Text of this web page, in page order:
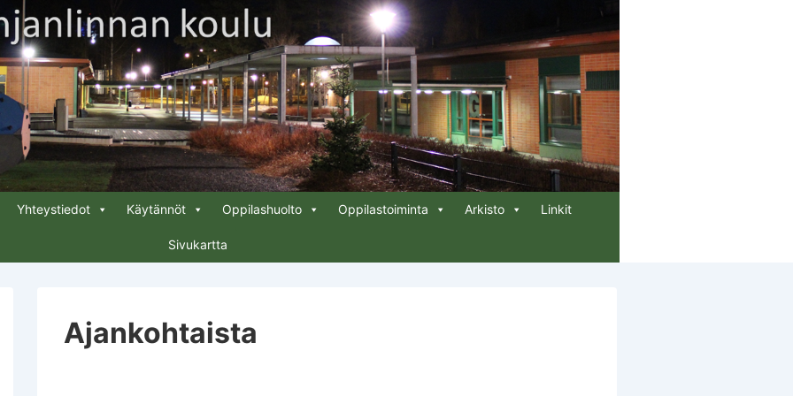
Yhteystiedot Käytännöt Oppilashuolto Oppilastoiminta Arkisto Linkit
Sivukartta
Ajankohtaista